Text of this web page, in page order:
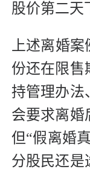
股价第二天
上述离婚案
份还在限售
持管理办法
会要求离婚
但“假离婚
分股民还是